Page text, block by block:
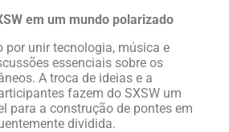
em um mundo polarizado
por unir tecnologia, música e
essenciais sobre os
A troca de ideias e a
fazem do SXSW um
para a construção de pontes em
dividida.